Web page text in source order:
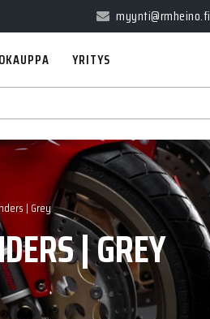
myynti@rmheino.fi
YRITYS
| Grey
| GREY